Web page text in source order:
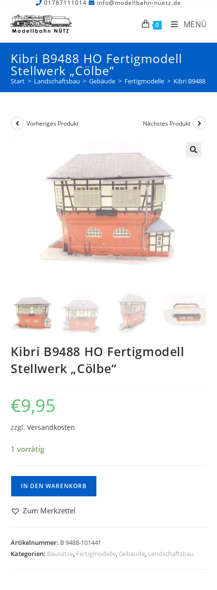
01787111014 info@modellbahn-nuetz.de
0 MENÜ
Kibri B9488 HO Fertigmodell
Stellwerk „Cölbe“
Start > Landschaftsbau > Gebäude > Fertigmodelle > Kibri B9488
Vorheriges Produkt Nächstes Produkt
Kibri B9488 HO Fertigmodell
Stellwerk „Cölbe“
€9,95
zzgl.Versandkosten
1 vorrätig
IN DEN WARENKORB
Zum Merkzettel
Artikelnummer: B 9488-101441
Kategorien: Bausätze, Fertigmodelle, Gebäude, Landschaftsbau